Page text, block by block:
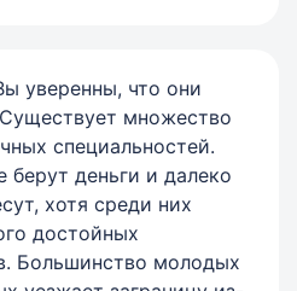
уверенны, что они
множество
специальностей.
берут деньги и далеко
хотя среди них
достойных
Большинство молодых